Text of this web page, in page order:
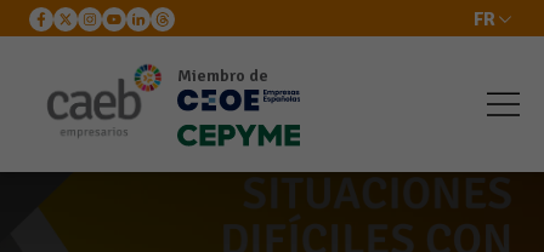
FR
Miembro de